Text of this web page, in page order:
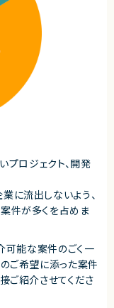
出社が発生する可能性
ェクトになります。
。
に関する経験）
、導入経験
の可視化など）
取り組める方
できる方
画できる案件です！
トまで一貫して経験を
ィの高度な設計領域に携
上流工程での知見を深
ロジェクト、開発
に流出しないよう、
件が多くを占めま
可能な案件のごく一
ご希望に添った案件
ご紹介させてくださ